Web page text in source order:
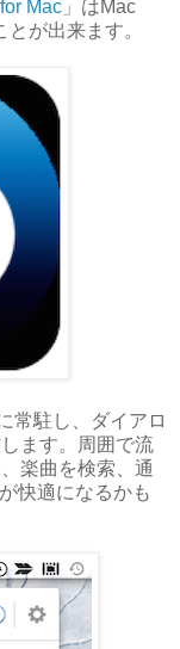
Mac 」はMac
が出来ます。
常駐し、ダイアロ
ます。周囲で流
楽曲を検索、通
快適になるかも